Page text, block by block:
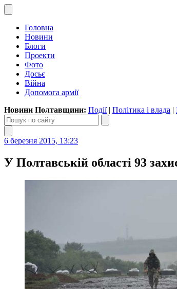
Головна
Новини
Блоги
Проекти
Фото
Досьє
Війна
Допомога армії
Новини Полтавщини: Події| Політика і влада |
6 березня 2015, 13:23
У Полтавській області 93